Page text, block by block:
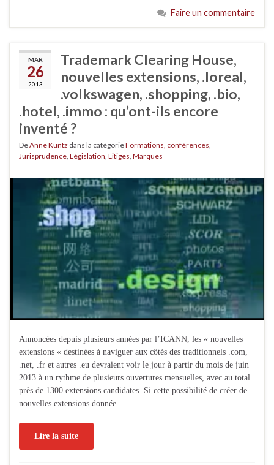
Faire un commentaire
MAR
26
2013
Trademark Clearing House,
nouvelles extensions, .loreal,
.volkswagen, .shopping, .bio,
.hotel, .immo : qu’ont-ils encore
inventé ?
DeAnne Kuntz dans la catégorieFormations, conférences,
Jurisprudence, Législation, Litiges, Marques
Annoncées depuis plusieurs années par l’ICANN, les « nouvelles
extensions « destinées à naviguer aux côtés des traditionnels .com,
.net, .fr et autres .eu devraient voir le jour à partir du mois de juin
2013 à un rythme de plusieurs ouvertures mensuelles, avec au total
près de 1300 extensions candidates. Si cette possibilité de créer de
nouvelles extensions donnée …
Lire la suite